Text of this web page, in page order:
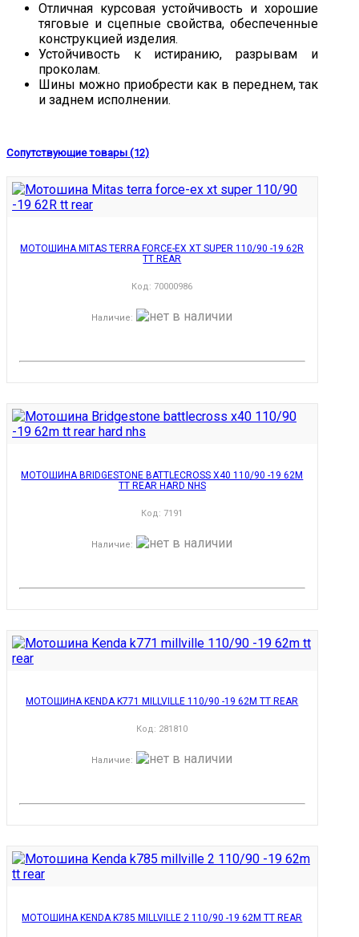
Отличная курсовая устойчивость и хорошие
тяговые и сцепные свойства, обеспеченные
конструкцией изделия.
Устойчивость к истиранию, разрывам и
проколам.
Шины можно приобрести как в переднем, так
и заднем исполнении.
Сопутствующие товары (12)
МОТОШИНА MITAS TERRA FORCE-EX XT SUPER 110/90 -19 62R
TT REAR
Код:70000986
Наличие:
МОТОШИНА BRIDGESTONE BATTLECROSS X40 110/90 -19 62M
TT REAR HARD NHS
Код:7191
Наличие:
МОТОШИНА KENDA K771 MILLVILLE 110/90 -19 62M TT REAR
Код: 281810
Наличие:
МОТОШИНА KENDA K785 MILLVILLE 2 110/90 -19 62M TT REAR